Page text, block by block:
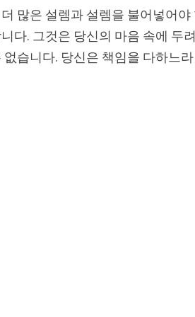
많은 설렘과 설렘을 불어넣어
다. 그것은 당신의 마음 속에 두
습니다. 당신은 책임을 다하느